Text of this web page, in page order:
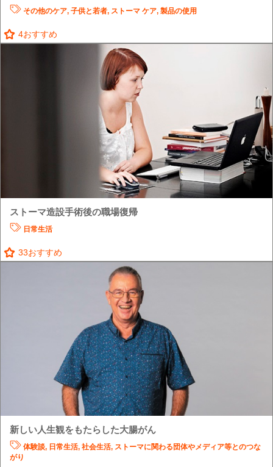
その他のケア, 子供と若者, ストーマ ケア, 製品の使用
4おすすめ
ストーマ造設手術後の職場復帰
日常生活
33おすすめ
新しい人生観をもたらした大腸がん
体験談, 日常生活, 社会生活, ストーマに関わる団体やメディア等とのつな
がり